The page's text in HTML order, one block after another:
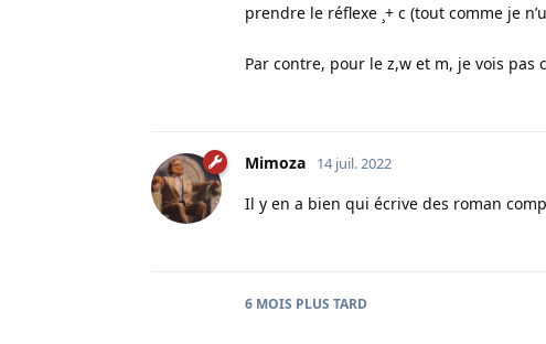
prendre le réflexe ¸+ c (tout comme je
Par contre, pour le z,w et m, je vois pas
Mimoza 14 juil. 2022
Il y en a bien qui écrive des roman
6 MOIS PLUS TARD